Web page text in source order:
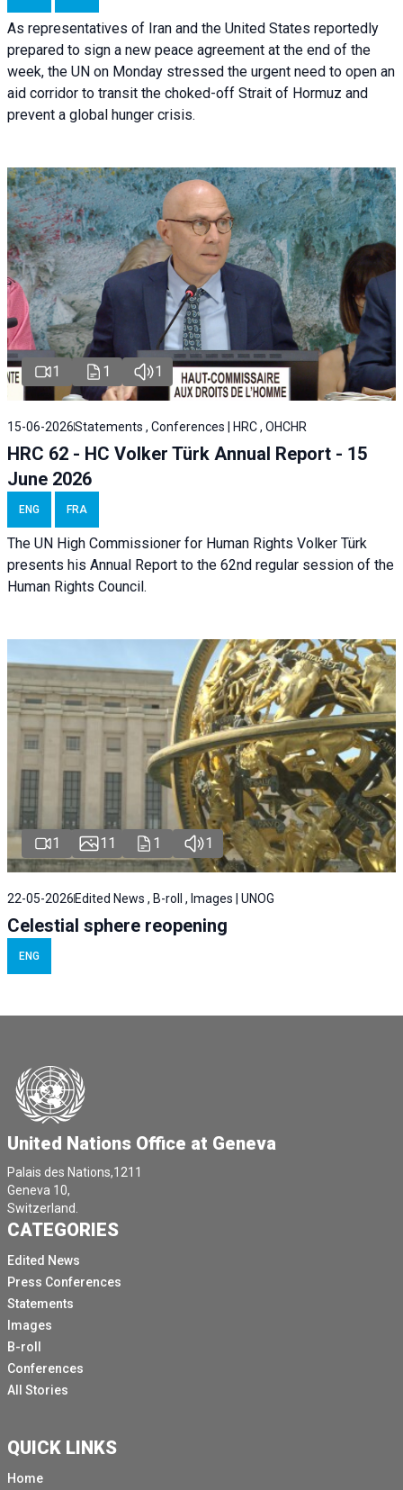
As representatives of Iran and the United States reportedly
prepared to sign a new peace agreement at the end of the
week, the UN on Monday stressed the urgent need to open an
aid corridor to transit the choked-off Strait of Hormuz and
prevent a global hunger crisis.
1 1 1
15-06-2026Statements , Conferences | HRC , OHCHR
HRC 62 - HC Volker Türk Annual Report - 15
June 2026
ENG FRA
The UN High Commissioner for Human Rights Volker Türk
presents his Annual Report to the 62nd regular session of the
Human Rights Council.
1 11 1 1
22-05-2026 Edited News , B-roll , Images | UNOG
Celestial sphere reopening
ENG
United Nations Office at Geneva
Palais des Nations,1211
Geneva 10,
Switzerland.
CATEGORIES
Edited News
Press Conferences
Statements
Images
B-roll
Conferences
All Stories
QUICK LINKS
Home